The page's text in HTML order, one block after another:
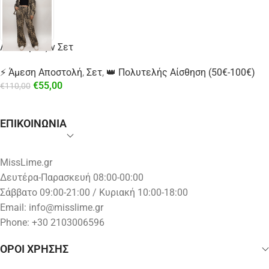
Λεοπάρ Τζιν Σετ
⚡ Άμεση Αποστολή, Σετ, 👑 Πολυτελής Αίσθηση (50€-100€)
€110,00 €55,00
ΕΠΙΚΟΙΝΩΝΙΑ
MissLime.gr
Δευτέρα-Παρασκευή 08:00-00:00
Σάββατο 09:00-21:00 / Κυριακή 10:00-18:00
Email: info@misslime.gr
Phone: +30 2103006596
ΟΡΟΙ ΧΡΗΣΗΣ